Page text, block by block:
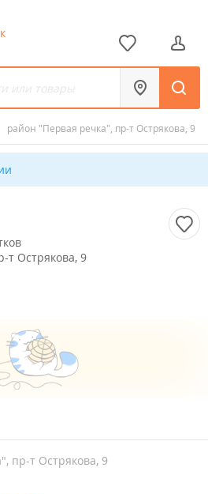
район "Первая речка", пр-т Острякова, 9
т Острякова, 9
пр-т Острякова, 9